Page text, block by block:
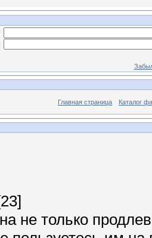
Главная страница Каталог
не только